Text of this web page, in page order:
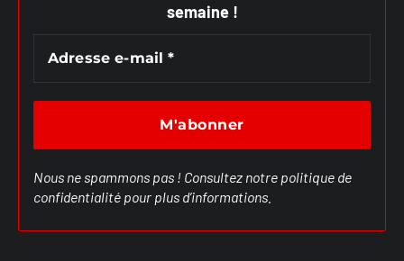
semaine !
Nous ne spammons pas ! Consultez notre politique de
confidentialité pour plus d’informations.